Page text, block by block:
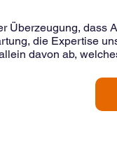
Überzeugung, dass
die Expertise
davon ab,